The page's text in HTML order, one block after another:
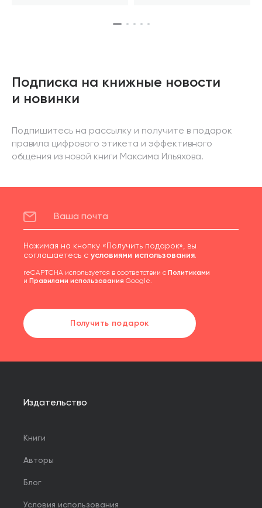
Подписка на книжные новости
и новинки
Подпишитесь на рассылку и получите в подарок
правила цифрового этикета и эффективного
общения из новой книги Максима Ильяхова.
Нажимая на кнопку «Получить подарок», вы
соглашаетесь с условиями использования.
reCAPTCHA используется в соответствии с Политиками
и Правилами использования Google.
Получить подарок
Издательство
Книги
Авторы
Блог
Условия использования